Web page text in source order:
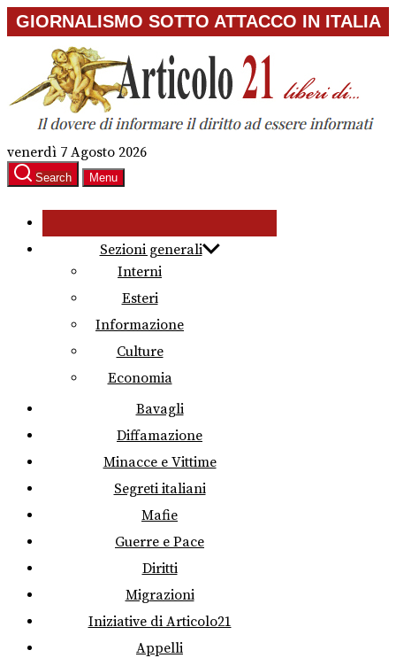
Skip
to
content
GIORNALISMO SOTTO ATTACCO IN ITALIA
venerdì 7 Agosto 2026
Search Menu
Sezioni generali
Interni
Esteri
Informazione
Culture
Economia
Bavagli
Diffamazione
Minacce e Vittime
Segreti italiani
Mafie
Guerre e Pace
Diritti
Migrazioni
Iniziative di Articolo21
Appelli